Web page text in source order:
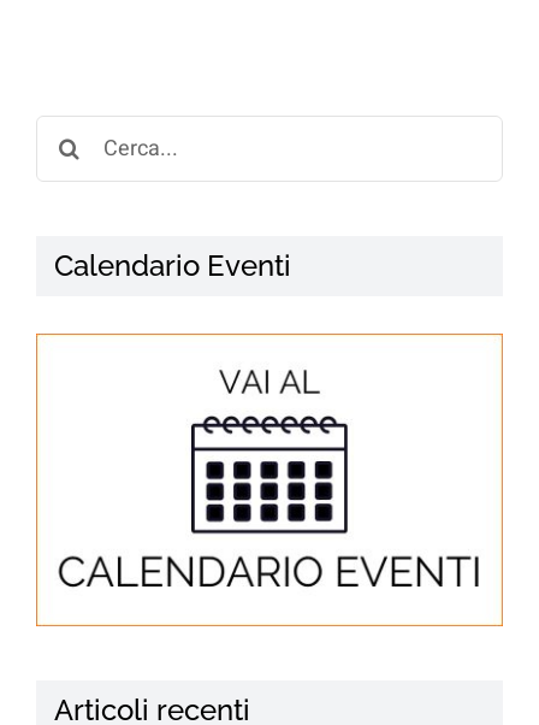
Search
for:
Calendario Eventi
Articoli recenti